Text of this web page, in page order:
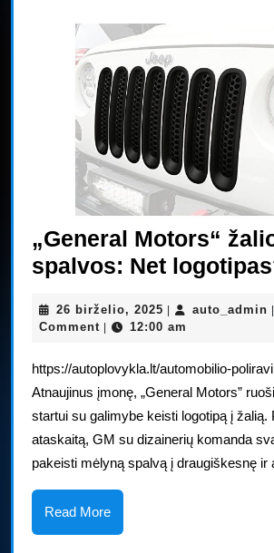
„General Motors“
spalvos: Net
26 birželio, 2025 26
birželio,
| auto_admin |
Comment | 12:00 am
https://autoplovykla.lt/automobilio-
Atnaujinus įmonę, „General Motors”
startui su galimybe keisti logotipą į žalią.
ataskaitą, GM su dizainerių komanda
pakeisti mėlyną spalvą į draugiškesnę ir
Read MoreRead
More